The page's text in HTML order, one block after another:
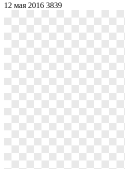
12 мая 2016 3839